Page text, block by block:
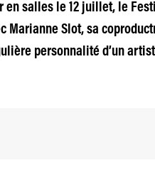
en salles le 12 juillet, le
Marianne Slot, sa
personnalité d’un